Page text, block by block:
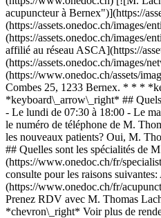
acupuncteur à Bernex")](https://
(https://assets.onedoc.ch/images/
(https://assets.onedoc.ch/images/
affilié au réseau ASCA](https://
(https://assets.onedoc.ch/images/
(https://www.onedoc.ch/assets/
Combes 25, 1233 Bernex. * * *
*keyboard\_arrow\_right* ##
- Le lundi de 07:30 à 18:00 - Le
le numéro de téléphone de M.
les nouveaux patients? Oui, M.
## Quelles sont les spécialités de
(https://www.onedoc.ch/fr/
consulte pour les raisons